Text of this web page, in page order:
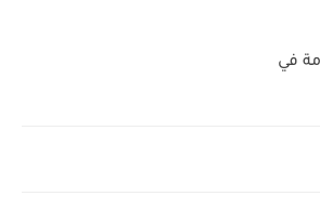
العامة في